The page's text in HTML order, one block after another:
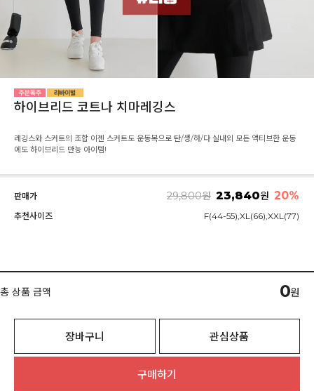
하이브리드 코트나 치마레깅스
레깅스와 스커트의 조합 이젠 스커트도 운동복으로 탄/생/하/다 실내외 모든 액티브한 운동
에도 하이브리드 만능 아이템!
판매가 29,800원 23,840원 20%
추천사이즈 F(44-55),XL(66),XXL(77)
총 상품 금액 0원
장바구니 관심상품
구매하기